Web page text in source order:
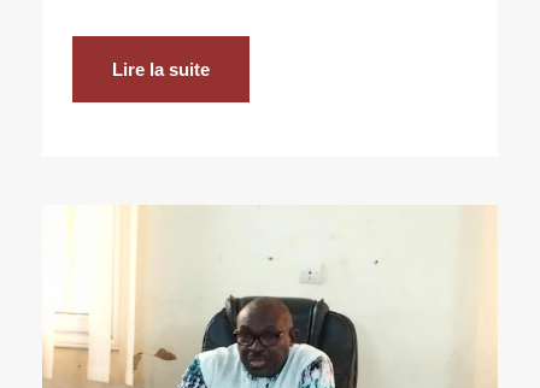
Lire la suite